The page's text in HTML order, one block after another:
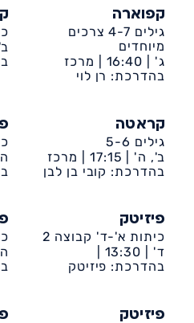
קפוארה
גילים 4-7 צרכים
מיוחדים
ג' | 16:40 |
מרכז
קהילתי דיונה
בהדרכת: רן לוי
קראטה
גילים 5-6
ב', ה' | 17:15 |
מרכז
קהילתי דיונה
בהדרכת: קובי בן לבן
פיזיטק
כיתות א'-ד' קבוצה 2
ד' | 13:30 |
דיונה-ביה״ס רתמים
בהדרכת: פיזיטק
פיזיטק